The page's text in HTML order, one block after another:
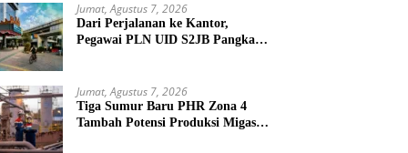
Jumat, Agustus 7, 2026
Dari Perjalanan ke Kantor,
Pegawai PLN UID S2JB Pangkas
Jumat, Agustus 7, 2026
Tiga Sumur Baru PHR Zona 4
Tambah Potensi Produksi Migas